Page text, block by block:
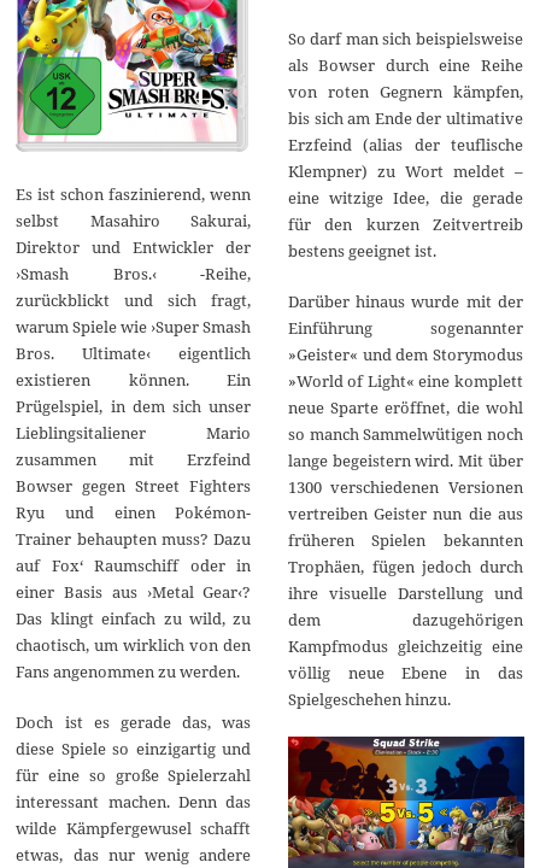
Es ist schon faszinierend, wenn
selbst Masahiro Sakurai,
Direktor und Entwickler der
›Smash Bros.‹ -Reihe,
zurückblickt und sich fragt,
warum Spiele wie ›Super Smash
Bros. Ultimate‹ eigentlich
existieren können. Ein
Prügelspiel, in dem sich unser
Lieblingsitaliener Mario
zusammen mit Erzfeind
Bowser gegen Street Fighters
Ryu und einen Pokémon-
Trainer behaupten muss? Dazu
auf Fox‘ Raumschiff oder in
einer Basis aus ›Metal Gear‹?
Das klingt einfach zu wild, zu
chaotisch, um wirklich von den
Fans angenommen zu werden.
Doch ist es gerade das, was
diese Spiele so einzigartig und
für eine so große Spielerzahl
interessant machen. Denn das
wilde Kämpfergewusel schafft
etwas, das nur wenig andere
So darf man sich beispielsweise
als Bowser durch eine Reihe
von roten Gegnern kämpfen,
bis sich am Ende der ultimative
Erzfeind (alias der teuflische
Klempner) zu Wort meldet –
eine witzige Idee, die gerade
für den kurzen Zeitvertreib
bestens geeignet ist.
Darüber hinaus wurde mit der
Einführung sogenannter
»Geister« und dem Storymodus
»World of Light« eine komplett
neue Sparte eröffnet, die wohl
so manch Sammelwütigen noch
lange begeistern wird. Mit über
1300 verschiedenen Versionen
vertreiben Geister nun die aus
früheren Spielen bekannten
Trophäen, fügen jedoch durch
ihre visuelle Darstellung und
dem dazugehörigen
Kampfmodus gleichzeitig eine
völlig neue Ebene in das
Spielgeschehen hinzu.